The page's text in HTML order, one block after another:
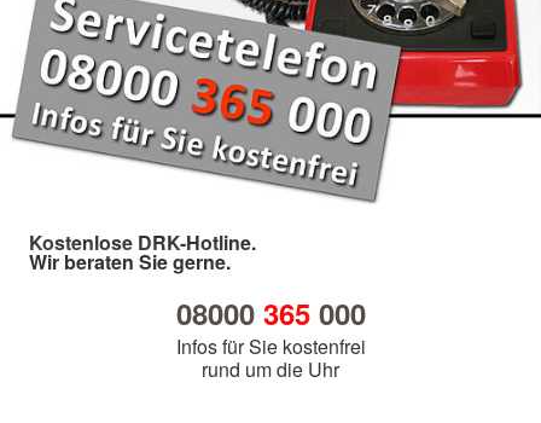
Kostenlose DRK-Hotline.
Wir beraten Sie gerne.
08000 365000
Infos für Sie kostenfrei
rund um die Uhr